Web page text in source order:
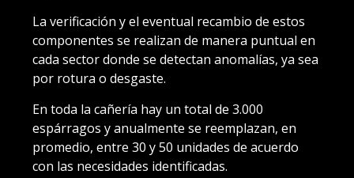
La verificación y el eventual recambio de estos
componentes se realizan de manera puntual en
cada sector donde se detectan anomalías, ya sea
por rotura o desgaste.
En toda la cañería hay un total de 3.000
espárragos y anualmente se reemplazan, en
promedio, entre 30 y 50 unidades de acuerdo
con las necesidades identificadas.